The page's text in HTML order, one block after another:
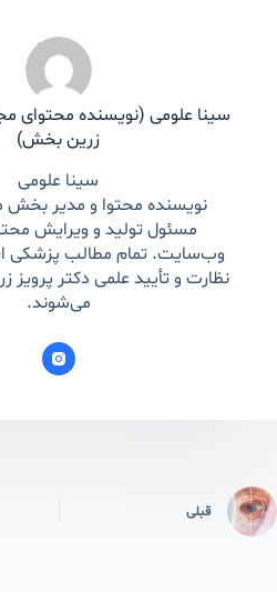
سینا علومی (نویسنده محتوای
زرین بخش)
سینا علومی
نویسنده محتوا و مدیر بخش
مسئول تولید و ویرایش
وب‌سایت. تمام مطالب
نظارت و تأیید علمی دکتر
می‌شوند.
قبلی